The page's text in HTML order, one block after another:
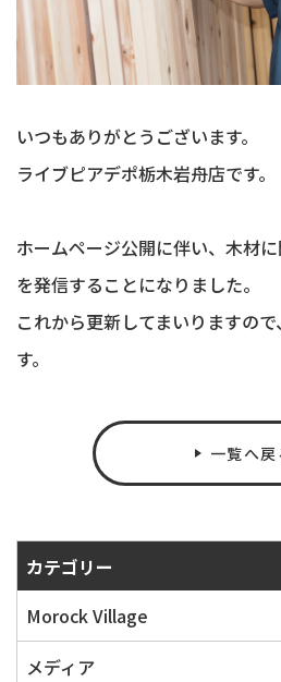
いつもありがとうございます。
ライブピアデポ栃木岩舟店です。
ホームページ公開に伴い、木材
を発信することになりました。
これから更新してまいりますの
す。
一覧へ戻
カテゴリー
Morock Village
メディア